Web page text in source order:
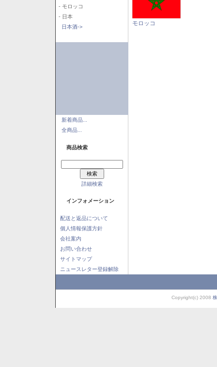
- モロッコ
- 日本
日本酒->
新着商品...
全商品...
商品検索
詳細検索
インフォメーション
配送と返品について
個人情報保護方針
会社案内
お問い合わせ
サイトマップ
ニュースレター登録解除
モロッコ
Copyright(c) 2008